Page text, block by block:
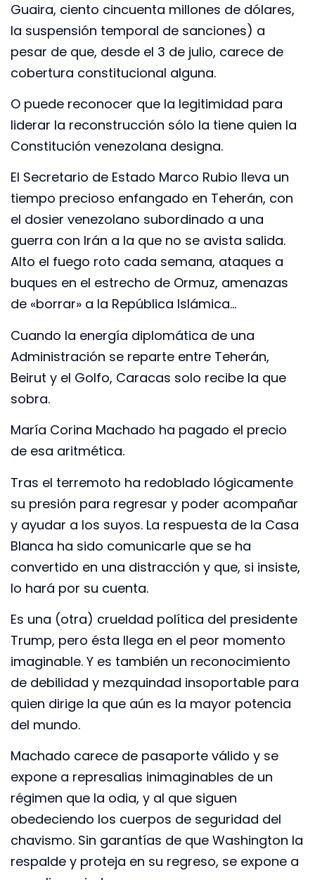
Guaira, ciento cincuenta millones de dólares,
la suspensión temporal de sanciones) a
pesar de que, desde el 3 de julio, carece de
cobertura constitucional alguna.
O puede reconocer que la legitimidad para
liderar la reconstrucción sólo la tiene quien la
Constitución venezolana designa.
El Secretario de Estado Marco Rubio lleva un
tiempo precioso enfangado en Teherán, con
el dosier venezolano subordinado a una
guerra con Irán a la que no se avista salida.
Alto el fuego roto cada semana, ataques a
buques en el estrecho de Ormuz, amenazas
de «borrar» a la República Islámica…
Cuando la energía diplomática de una
Administración se reparte entre Teherán,
Beirut y el Golfo, Caracas solo recibe la que
sobra.
María Corina Machado ha pagado el precio
de esa aritmética.
Tras el terremoto ha redoblado lógicamente
su presión para regresar y poder acompañar
y ayudar a los suyos. La respuesta de la Casa
Blanca ha sido comunicarle que se ha
convertido en una distracción y que, si insiste,
lo hará por su cuenta.
Es una (otra) crueldad política del presidente
Trump, pero ésta llega en el peor momento
imaginable. Y es también un reconocimiento
de debilidad y mezquindad insoportable para
quien dirige la que aún es la mayor potencia
del mundo.
Machado carece de pasaporte válido y se
expone a represalias inimaginables de un
régimen que la odia, y al que siguen
obedeciendo los cuerpos de seguridad del
chavismo. Sin garantías de que Washington la
respalde y proteja en su regreso, se expone a